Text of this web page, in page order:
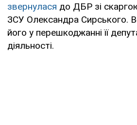
звернулася до ДБР зі
ЗСУ Олександра Сирського.
його у перешкоджанні її
діяльності.